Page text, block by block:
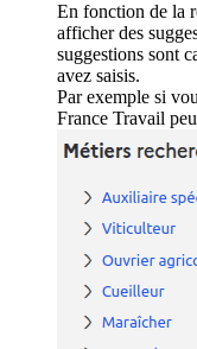
En fonction de la
afficher des
suggestions sont
avez saisis.
Par exemple si
France Travail